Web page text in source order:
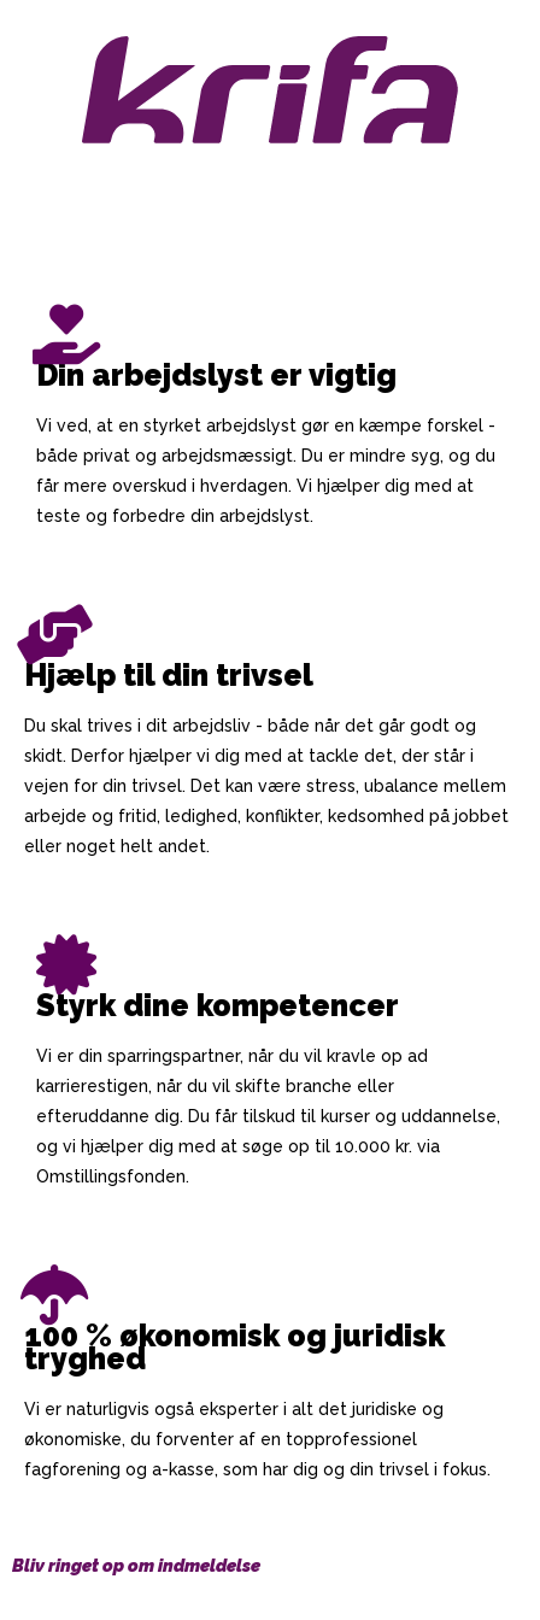
Din arbejdslyst er vigtig
Vi ved, at en styrket arbejdslyst gør en kæmpe forskel -
både privat og arbejdsmæssigt. Du er mindre syg, og du
får mere overskud i hverdagen. Vi hjælper dig med at
teste og forbedre din arbejdslyst.
Hjælp til din trivsel
Du skal trives i dit arbejdsliv - både når det går godt og
skidt. Derfor hjælper vi dig med at tackle det, der står i
vejen for din trivsel. Det kan være stress, ubalance mellem
arbejde og fritid, ledighed, konflikter, kedsomhed på jobbet
eller noget helt andet.
Styrk dine kompetencer
Vi er din sparringspartner, når du vil kravle op ad
karrierestigen, når du vil skifte branche eller
efteruddanne dig. Du får tilskud til kurser og uddannelse,
og vi hjælper dig med at søge op til 10.000 kr. via
Omstillingsfonden.
100 % økonomisk og juridisk
tryghed
Vi er naturligvis også eksperter i alt det juridiske og
økonomiske, du forventer af en topprofessionel
fagforening og a-kasse, som har dig og din trivsel i fokus.
Bliv ringet op om indmeldelse